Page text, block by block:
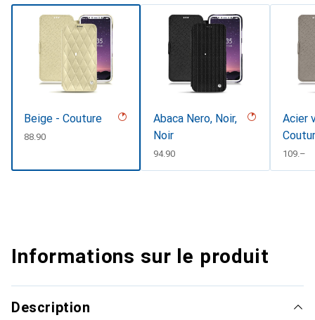
Beige - Couture
CHF
88.90
Abaca Nero, Noir,
Noir
CHF
94.90
Acier
CHF
109.–
Informations sur le produit
Description